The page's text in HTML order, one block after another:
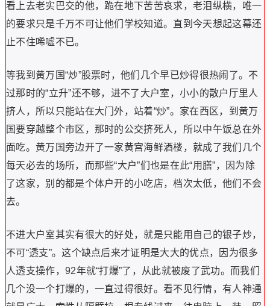
看上去老实巴交的他，跪在地下苦苦哀求，老泪纵横，唯一
的要求只是千万不可让他们学校知道。直到今天想起这幕还
止不住唏嘘不已。
等我到黄万国“炒”股票时，他们几个早已炒得很热闹了。不
过那时的“立升”还不够，进不了大户室，小小的散户厅里人
挤人，所以只能站在大门外，站着“炒”。家在西区，到黄万
国要穿越整个市区，那时的公交挤死人，所以中午饭总在外
面吃。黄万国旁边开了一家黄宫海鲜酒楼，就成了我们几个
每天必去的场所，而那些“大户”们也是在此“用膳”，因为除
了这家，别的都是个体户开的小吃店，档次太低，他们不会
去。
不进大户室其实有很大的好处，就是只能用自己的银子炒，
不可“透支”。这个缺点后来才证明是大大的优点，因为很多
人透支操作，92年就“打爆”了，从此就被废了武功。而我们
几个没一个打爆的，一直过得很好。看不见行情，有人神通